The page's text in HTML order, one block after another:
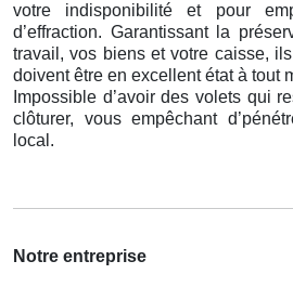
votre indisponibilité et pour
d’effraction. Garantissant la
travail, vos biens et votre caisse,
doivent être en excellent état à tout
Impossible d’avoir des volets qui
clôturer, vous empêchant
local.
Notre entreprise